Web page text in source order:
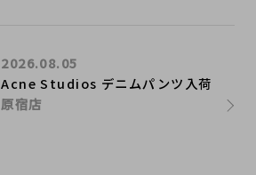
Acne Studios デニムパンツ入荷
2026.08.05
原宿店